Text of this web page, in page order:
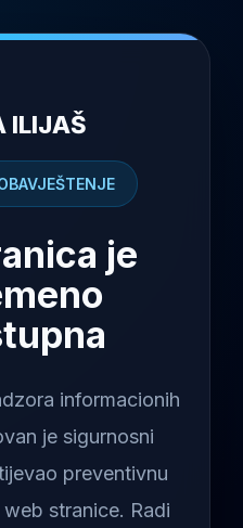
ILIJAŠ
je
informacionih
je sigurnosni
preventivnu
stranice. Radi